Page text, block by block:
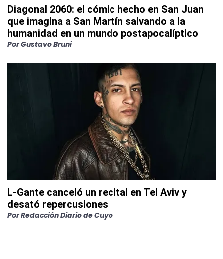
Diagonal 2060: el cómic hecho en San Juan
que imagina a San Martín salvando a la
humanidad en un mundo postapocalíptico
PorGustavo Bruni
L-Gante canceló un recital en Tel Aviv y
desató repercusiones
PorRedacción Diario de Cuyo